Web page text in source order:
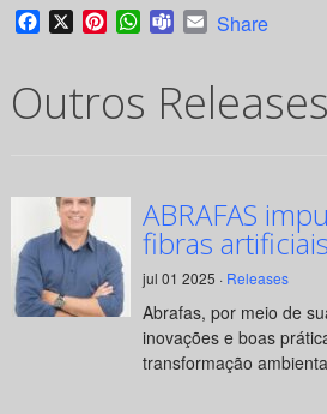
Facebook
X PinterestWhatsApp
TeamsEmail
Share
Outros Releases
ABRAFAS
fibras
jul 01 2025 · Releases
Abrafas, por meio de
inovações e boas
transformação